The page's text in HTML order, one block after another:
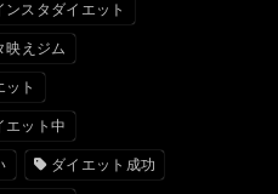
ンスタダイエット
映えジム
ット
エット中
ダイエット成功